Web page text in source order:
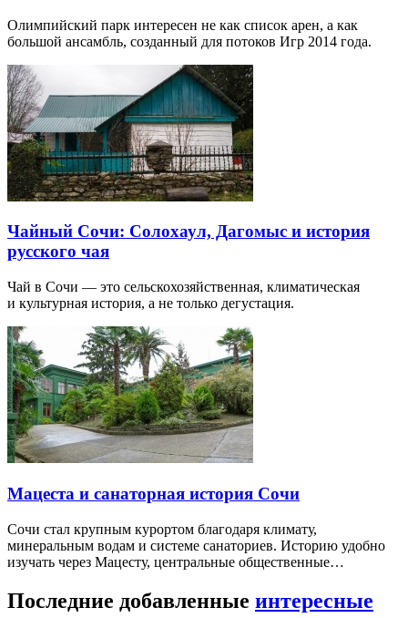
Олимпийский парк интересен не как список арен, а как
большой ансамбль, созданный для потоков Игр 2014 года.
Чайный Сочи: Солохаул, Дагомыс и история
русского чая
Чай в Сочи — это сельскохозяйственная, климатическая
и культурная история, а не только дегустация.
Мацеста и санаторная история Сочи
Сочи стал крупным курортом благодаря климату,
минеральным водам и системе санаториев. Историю удобно
изучать через Мацесту, центральные общественные…
Последние добавленные интересные